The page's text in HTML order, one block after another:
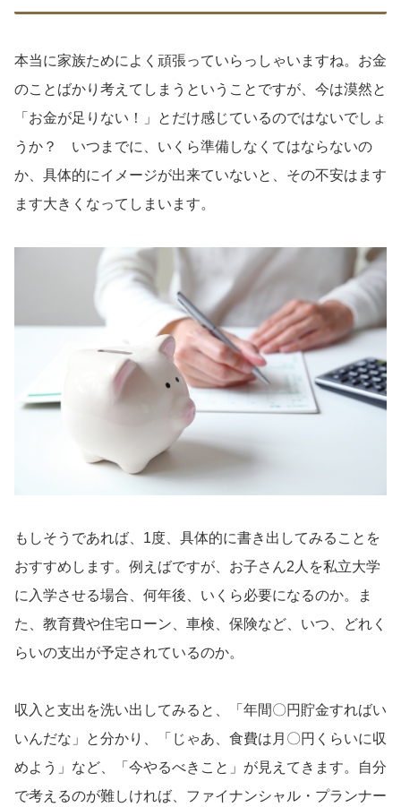
本当に家族ためによく頑張っていらっしゃいますね。お金
のことばかり考えてしまうということですが、今は漠然と
「お金が足りない！」とだけ感じているのではないでしょ
うか？ いつまでに、いくら準備しなくてはならないの
か、具体的にイメージが出来ていないと、その不安はます
ます大きくなってしまいます。
もしそうであれば、1度、具体的に書き出してみることを
おすすめします。例えばですが、お子さん2人を私立大学
に入学させる場合、何年後、いくら必要になるのか。ま
た、教育費や住宅ローン、車検、保険など、いつ、どれく
らいの支出が予定されているのか。
収入と支出を洗い出してみると、「年間〇円貯金すればい
いんだな」と分かり、「じゃあ、食費は月〇円くらいに収
めよう」など、「今やるべきこと」が見えてきます。自分
で考えるのが難しければ、ファイナンシャル・プランナー